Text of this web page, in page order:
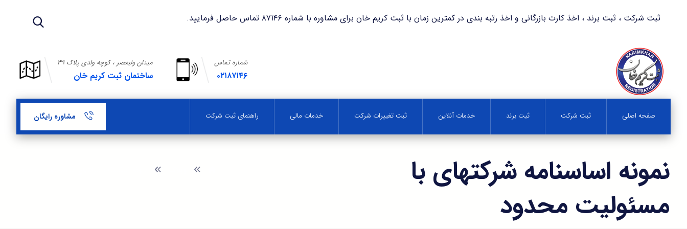
ثبت شرکت ، ثبت برند ، اخذ کارت بازرگانی و اخذ رتبه بندی در کمترین زمان با ثبت کریم خان برای مشاوره با شماره ۸۷۱۴۶ تماس حاصل فرمایید.
میدان ولیعصر ، کوچه ولدی پلاک ۳۹
ساختمان ثبت کریم خان
شماره تماس
۰۲۱۸۷۱۴۶
صفحه اصلی ثبت شرکت ثبت برند خدمات آنلاین ثبت تغییرات شرکت خدمات مالی راهنمای ثبت شرکت مشاوره رایگان
نمونه اساسنامه شرکتهای با
مسئولیت محدود